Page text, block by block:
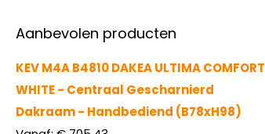
Aanbevolen producten
KEV M4A B4810 DAKEA ULTIMA COMFORT
WHITE - Centraal Gescharnierd
Dakraam - Handbediend (B78xH98)